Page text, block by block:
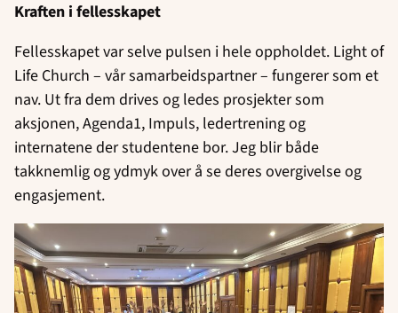
Kraften i fellesskapet
Fellesskapet var selve pulsen i hele oppholdet. Light of
Life Church – vår samarbeidspartner – fungerer som et
nav. Ut fra dem drives og ledes prosjekter som
aksjonen, Agenda1, Impuls, ledertrening og
internatene der studentene bor. Jeg blir både
takknemlig og ydmyk over å se deres overgivelse og
engasjement.